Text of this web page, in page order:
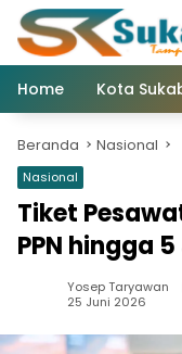
Langsung
konten
Home
Kota
Beranda Nasional
Nasional
Tiket
PPN hingga
Yosep Taryawan
25 Juni 2026